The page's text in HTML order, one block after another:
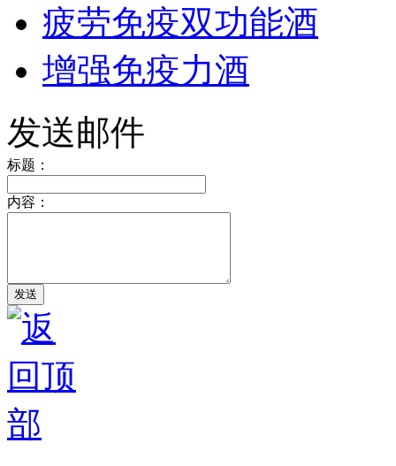
疲劳免疫双功能酒
增强免疫力酒
发送邮件
标题：
内容：